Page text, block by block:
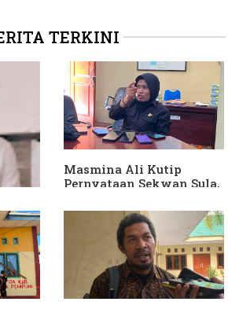
TERKINI
Masmina Ali Kutip
Pernyataan Sekwan Sula,
Diduga Jadikan
Keponakan "ATM
Berjalan"